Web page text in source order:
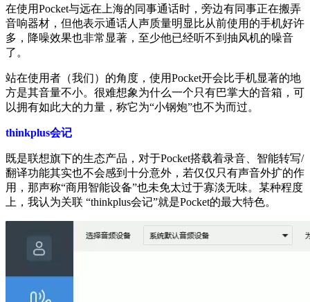
在使用Pocket与远在上海的同事通话时，旁边有同事正在搬弄
音响器材，但他表示通话人声质量明显比从前使用的手机好许
多，降噪效果也非常显著，至少他已经听不到抽风机的噪音
了。
站在使用者（我们）的角度，使用Pocket开会比手机显著的地
方是其音量不小。很难想象为什么一个只有巴掌大的音箱，可
以拥有如此大的力量，称它为“小钢炮”也不为而过。
thinkplus会记
既是联想旗下的生态产品，对于Pocket搭载着录音、智能转写/
翻译功能其实也不会感到十分意外，若仅仅只有声音外扩的作
用，那声称“商用智能设备”也未免太过于寡淡无味。某种程度
上，我认为关联 “thinkplus会记”就是Pocket的最大特色。